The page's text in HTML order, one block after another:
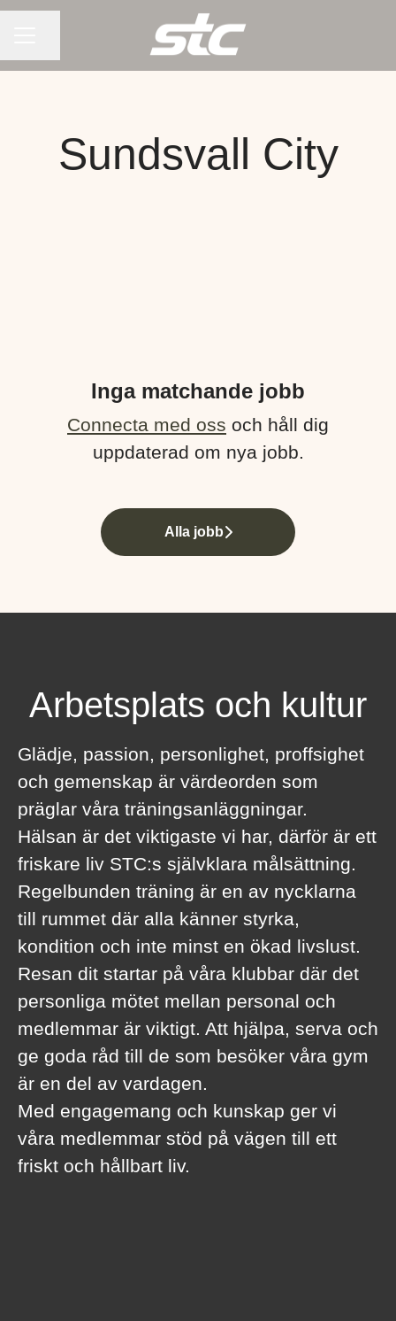
Sundsvall City
Inga matchande jobb
Connecta med oss och håll dig
uppdaterad om nya jobb.
Alla jobb
Arbetsplats och kultur
Glädje, passion, personlighet, proffsighet
och gemenskap är värdeorden som
präglar våra träningsanläggningar.
Hälsan är det viktigaste vi har, därför är ett
friskare liv STC:s självklara målsättning.
Regelbunden träning är en av nycklarna
till rummet där alla känner styrka,
kondition och inte minst en ökad livslust.
Resan dit startar på våra klubbar där det
personliga mötet mellan personal och
medlemmar är viktigt. Att hjälpa, serva och
ge goda råd till de som besöker våra gym
är en del av vardagen.
Med engagemang och kunskap ger vi
våra medlemmar stöd på vägen till ett
friskt och hållbart liv.